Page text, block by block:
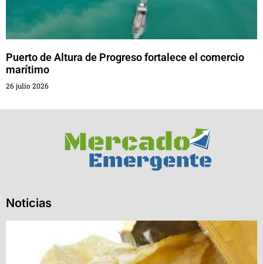
Puerto de Altura de Progreso fortalece el comercio
marítimo
26 julio 2026
Noticias